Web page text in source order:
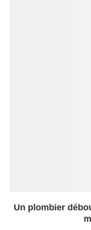
Un plombier